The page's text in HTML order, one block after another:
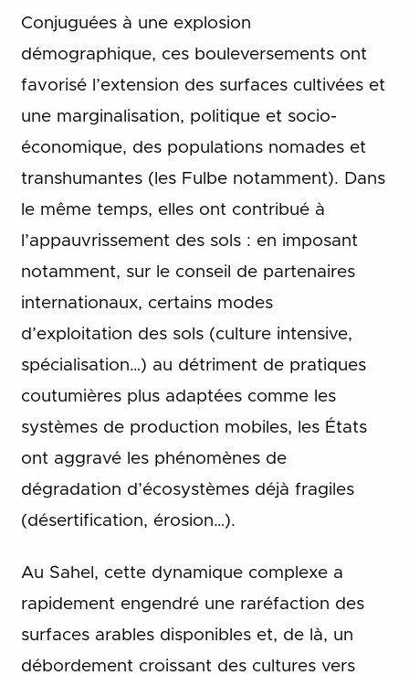
Conjuguées à une explosion
démographique, ces bouleversements ont
favorisé l’extension des surfaces cultivées et
une marginalisation, politique et socio-
économique, des populations nomades et
transhumantes (les Fulbe notamment). Dans
le même temps, elles ont contribué à
l’appauvrissement des sols : en imposant
notamment, sur le conseil de partenaires
internationaux, certains modes
d’exploitation des sols (culture intensive,
spécialisation…) au détriment de pratiques
coutumières plus adaptées comme les
systèmes de production mobiles, les États
ont aggravé les phénomènes de
dégradation d’écosystèmes déjà fragiles
(désertification, érosion…).
Au Sahel, cette dynamique complexe a
rapidement engendré une raréfaction des
surfaces arables disponibles et, de là, un
débordement croissant des cultures vers